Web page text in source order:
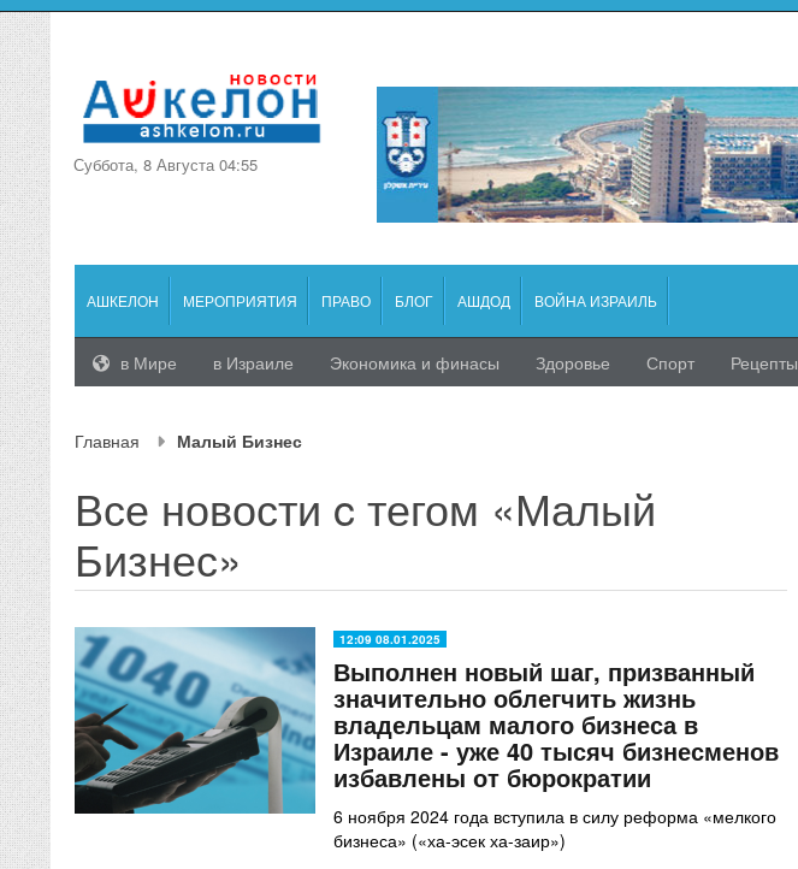
Суббота, 8 Августа 04:55
АШКЕЛОН МЕРОПРИЯТИЯ ПРАВО БЛОГ АШДОД ВОЙНА ИЗРАИЛЬ
в Мире в Израиле Экономика и финасы Здоровье Спорт Рецепты
Главная Малый Бизнес
Все новости c тегом «Малый
Бизнес»
12:09 08.01.2025
Выполнен новый шаг, призванный
значительно облегчить жизнь
владельцам малого бизнеса в
Израиле - уже 40 тысяч бизнесменов
избавлены от бюрократии
6 ноября 2024 года вступила в силу реформа «мелкого
бизнеса» («ха-эсек ха-заир»)